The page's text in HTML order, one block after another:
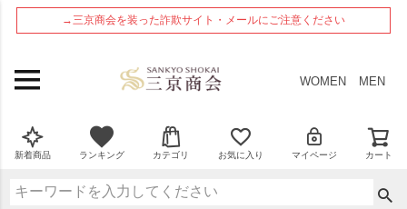
→三京商会を装った詐欺サイト・メールにご注意ください
WOMEN MEN
新着商品 ランキング カテゴリ お気に入り マイページ カート
ペー